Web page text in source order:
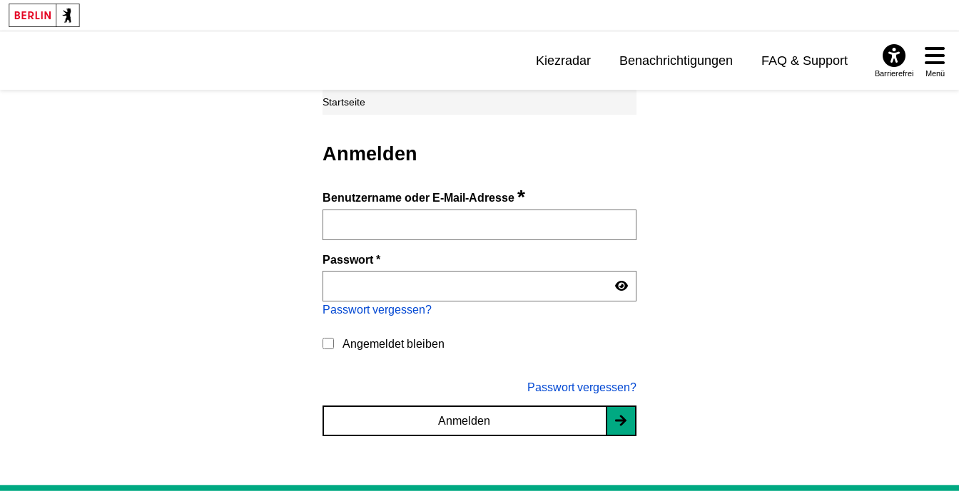
Kiezradar Benachrichtigungen FAQ & Support
Barrierefrei Menü
Startseite
Anmelden
Benutzername oder E-Mail-Adresse*
Passwort*
Passwort vergessen?
Angemeldet bleiben
Passwort vergessen?
Anmelden